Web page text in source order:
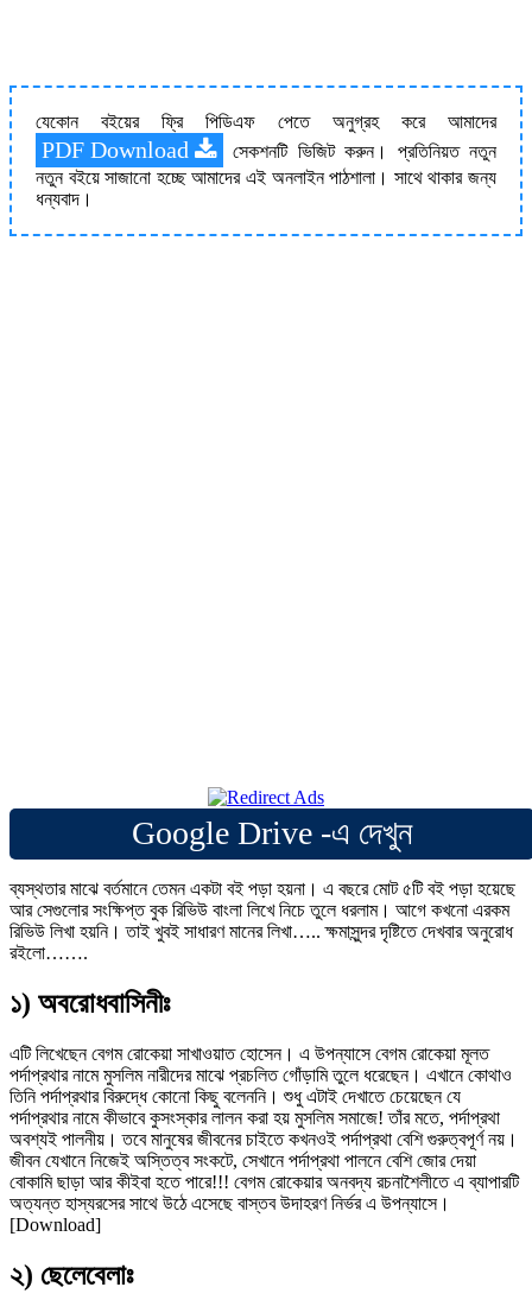
যেকোন বইয়ের ফ্রি পিডিএফ পেতে অনুগ্রহ করে আমাদের
PDF Download
সেকশনটি ভিজিট করুন। প্রতিনিয়ত নতুন
নতুন বইয়ে সাজানো হচ্ছে আমাদের এই অনলাইন পাঠশালা। সাথে থাকার জন্য
ধন্যবাদ।
Google Drive -এ দেখুন
ব্যস্থতার মাঝে বর্তমানে তেমন একটা বই পড়া হয়না। এ বছরে মোট ৫টি বই পড়া হয়েছে
আর সেগুলোর সংক্ষিপ্ত বুক রিভিউ বাংলা লিখে নিচে তুলে ধরলাম। আগে কখনো এরকম
রিভিউ লিখা হয়নি। তাই খুবই সাধারণ মানের লিখা….. ক্ষমাসুন্দর দৃষ্টিতে দেখবার অনুরোধ
রইলো…….
১) অবরোধবাসিনীঃ
এটি লিখেছেন বেগম রোকেয়া সাখাওয়াত হোসেন। এ উপন্যাসে বেগম রোকেয়া মূলত
পর্দাপ্রথার নামে মুসলিম নারীদের মাঝে প্রচলিত গোঁড়ামি তুলে ধরেছেন। এখানে কোথাও
তিনি পর্দাপ্রথার বিরুদ্ধে কোনো কিছু বলেননি। শুধু এটাই দেখাতে চেয়েছেন যে
পর্দাপ্রথার নামে কীভাবে কুসংস্কার লালন করা হয় মুসলিম সমাজে! তাঁর মতে, পর্দাপ্রথা
অবশ্যই পালনীয়। তবে মানুষের জীবনের চাইতে কখনওই পর্দাপ্রথা বেশি গুরুত্বপূর্ণ নয়।
জীবন যেখানে নিজেই অস্তিত্ব সংকটে, সেখানে পর্দাপ্রথা পালনে বেশি জোর দেয়া
বোকামি ছাড়া আর কীইবা হতে পারে!!! বেগম রোকেয়ার অনবদ্য রচনাশৈলীতে এ ব্যাপারটি
অত্যন্ত হাস্যরসের সাথে উঠে এসেছে বাস্তব উদাহরণ নির্ভর এ উপন্যাসে।
[Download]
২) ছেলেবেলাঃ